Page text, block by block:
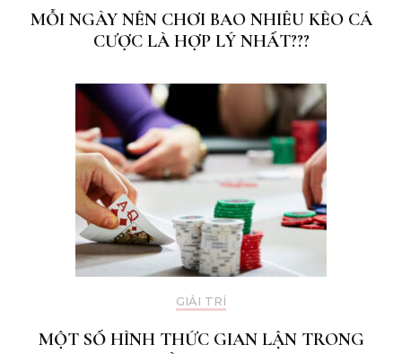
MỖI NGÀY NÊN CHƠI BAO NHIÊU KÈO CÁ
CƯỢC LÀ HỢP LÝ NHẤT???
GIẢI TRÍ
MỘT SỐ HÌNH THỨC GIAN LẬN TRONG